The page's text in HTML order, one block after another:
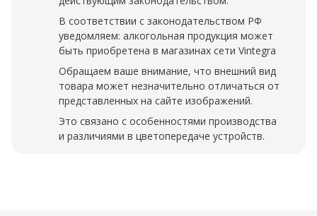
В соответствии с законодательством РФ
уведомляем: алкогольная продукция может
быть приобретена в магазинах сети Vintegra
Обращаем ваше внимание, что внешний вид
товара может незначительно отличаться от
представленных на сайте изображений.
Это связано с особенностями производства
и различиями в цветопередаче устройств.